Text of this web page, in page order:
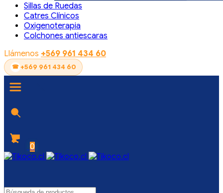
Sillas de Ruedas
Catres Clínicos
Oxigenoterapia
Colchones antiescaras
Llámenos +569 961 434 60
+569 961 434 60
0